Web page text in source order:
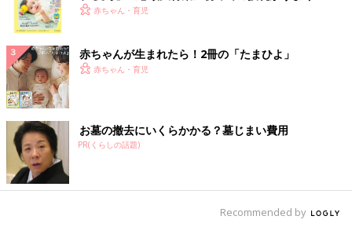
出典：Instagramアカウント「nako_iimonohakken」
なこさんが大絶賛しているのは、200円商品のオイルコントロー
ルパウダー。これまでは別のテカリ防止パウダーを使用していた
そうですが、こちらのアイテムの方がより効果を実感できたみた
いですよ。
く！ おっぱい・ミルクの基本と夏のトラブル 解決テ
赤ちゃん・育児
赤ちゃんが生まれたら！2冊の「たまひよ」
赤ちゃん・育児
お墓の撤去にいくらかかる？墓じまい費用
PR(くらしの話題)
Recommended by